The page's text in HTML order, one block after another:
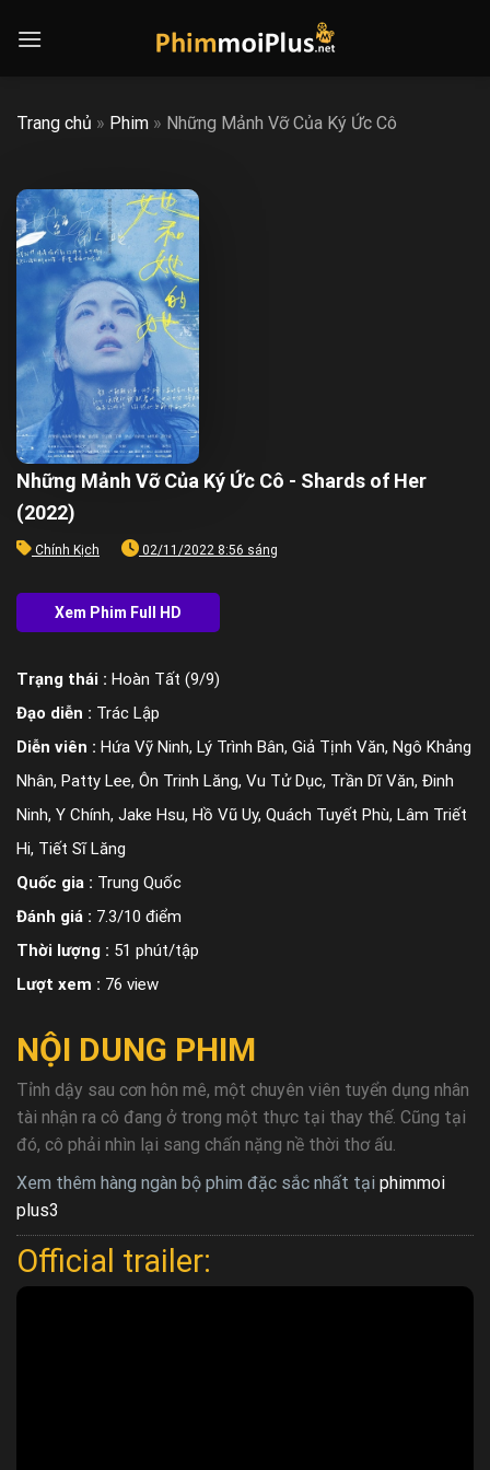
Trang chủ » Phim » Những Mảnh Vỡ Của Ký Ức Cô
Những Mảnh Vỡ Của Ký Ức Cô - Shards of Her
(2022)
Chính Kịch 02/11/2022 8:56 sáng
Trạng thái : Hoàn Tất (9/9)
Đạo diễn : Trác Lập
Diễn viên : Hứa Vỹ Ninh, Lý Trình Bân, Giả Tịnh Văn, Ngô Khảng
Nhân, Patty Lee, Ôn Trinh Lăng, Vu Tử Dục, Trần Dĩ Văn, Đinh
Ninh, Y Chính, Jake Hsu, Hồ Vũ Uy, Quách Tuyết Phù, Lâm Triết
Hi, Tiết Sĩ Lăng
Quốc gia : Trung Quốc
Đánh giá : 7.3/10 điểm
Thời lượng : 51 phút/tập
Lượt xem : 76 view
NỘI DUNG PHIM
Tỉnh dậy sau cơn hôn mê, một chuyên viên tuyển dụng nhân
tài nhận ra cô đang ở trong một thực tại thay thế. Cũng tại
đó, cô phải nhìn lại sang chấn nặng nề thời thơ ấu.
Xem thêm hàng ngàn bộ phim đặc sắc nhất tại phimmoi
plus3
Official trailer: